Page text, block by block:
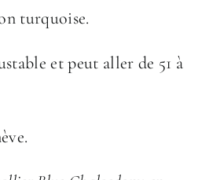
turquoise.
et peut aller de 51 à